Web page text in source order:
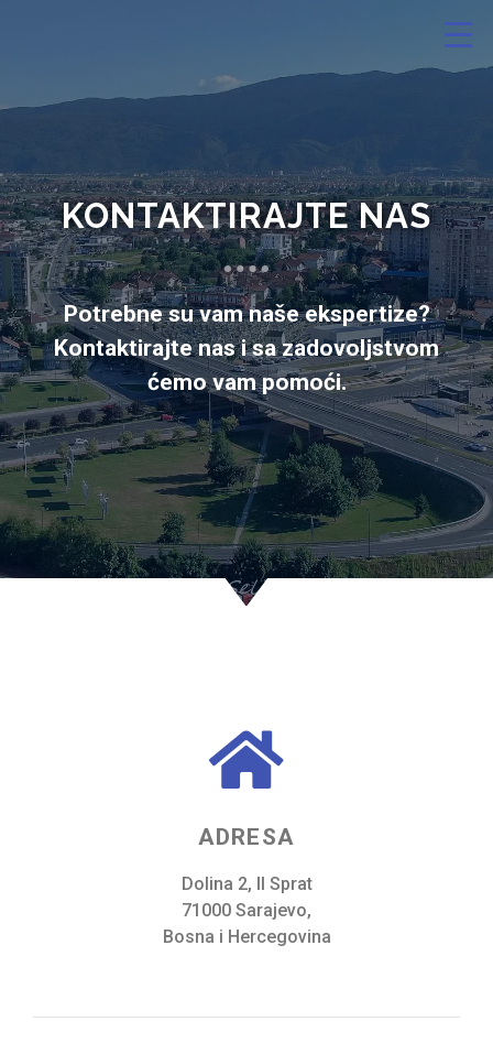
KONTAKTIRAJTE NAS
Potrebne su vam naše ekspertize?
Kontaktirajte nas i sa zadovoljstvom
ćemo vam pomoći.
ADRESA
Dolina 2, II Sprat
71000 Sarajevo,
Bosna i Hercegovina